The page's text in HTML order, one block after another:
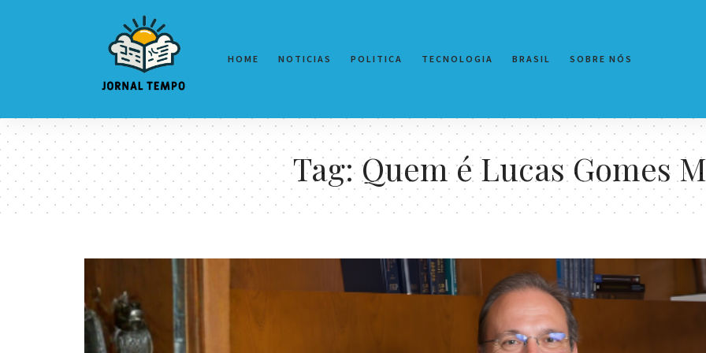
HOME NOTICIAS POLITICA TECNOLOGIA BRASIL SOBRE NÓS
Tag:Quem é Lucas Gomes